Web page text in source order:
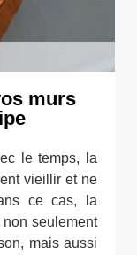
murs
le temps, la
vieillir et ne
ce cas, la
seulement
mais aussi